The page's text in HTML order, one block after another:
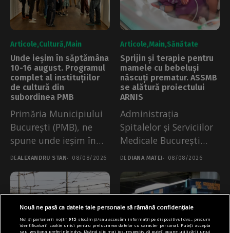
Articole Cultură Main
Unde ieșim în săptămâna
10-16 august. Programul
complet al instituțiilor
de cultură din
subordinea PMB
Primăria Municipiului
București (PMB), ne
spune unde ieșim în
săptămâna 10-16
DEALEXANDRU STAN 08/08/2026
Articole Main Sănătate
Sprijin și terapie pentru
mamele cu bebeluși
născuți prematur. ASSMB
se alătură proiectului
ARNIS
Administrația
Spitalelor și Serviciilor
Medicale București
(ASSMB) s-a alăturat
DE DIANA MATEI 08/08/2026
Nouă ne pasă ca datele tale personale să rămână confidențiale
Noi și partenerii noștri915 stocăm și/sau accesăm informații pe dispozitivul dvs., precum
identificatorii cookie unici pentru prelucrarea datelor cu caracter personal. Puteți accepta
sau gestiona preferințele dvs. făcând clic mai jos, respectiv vă puteți opune utilizării unui